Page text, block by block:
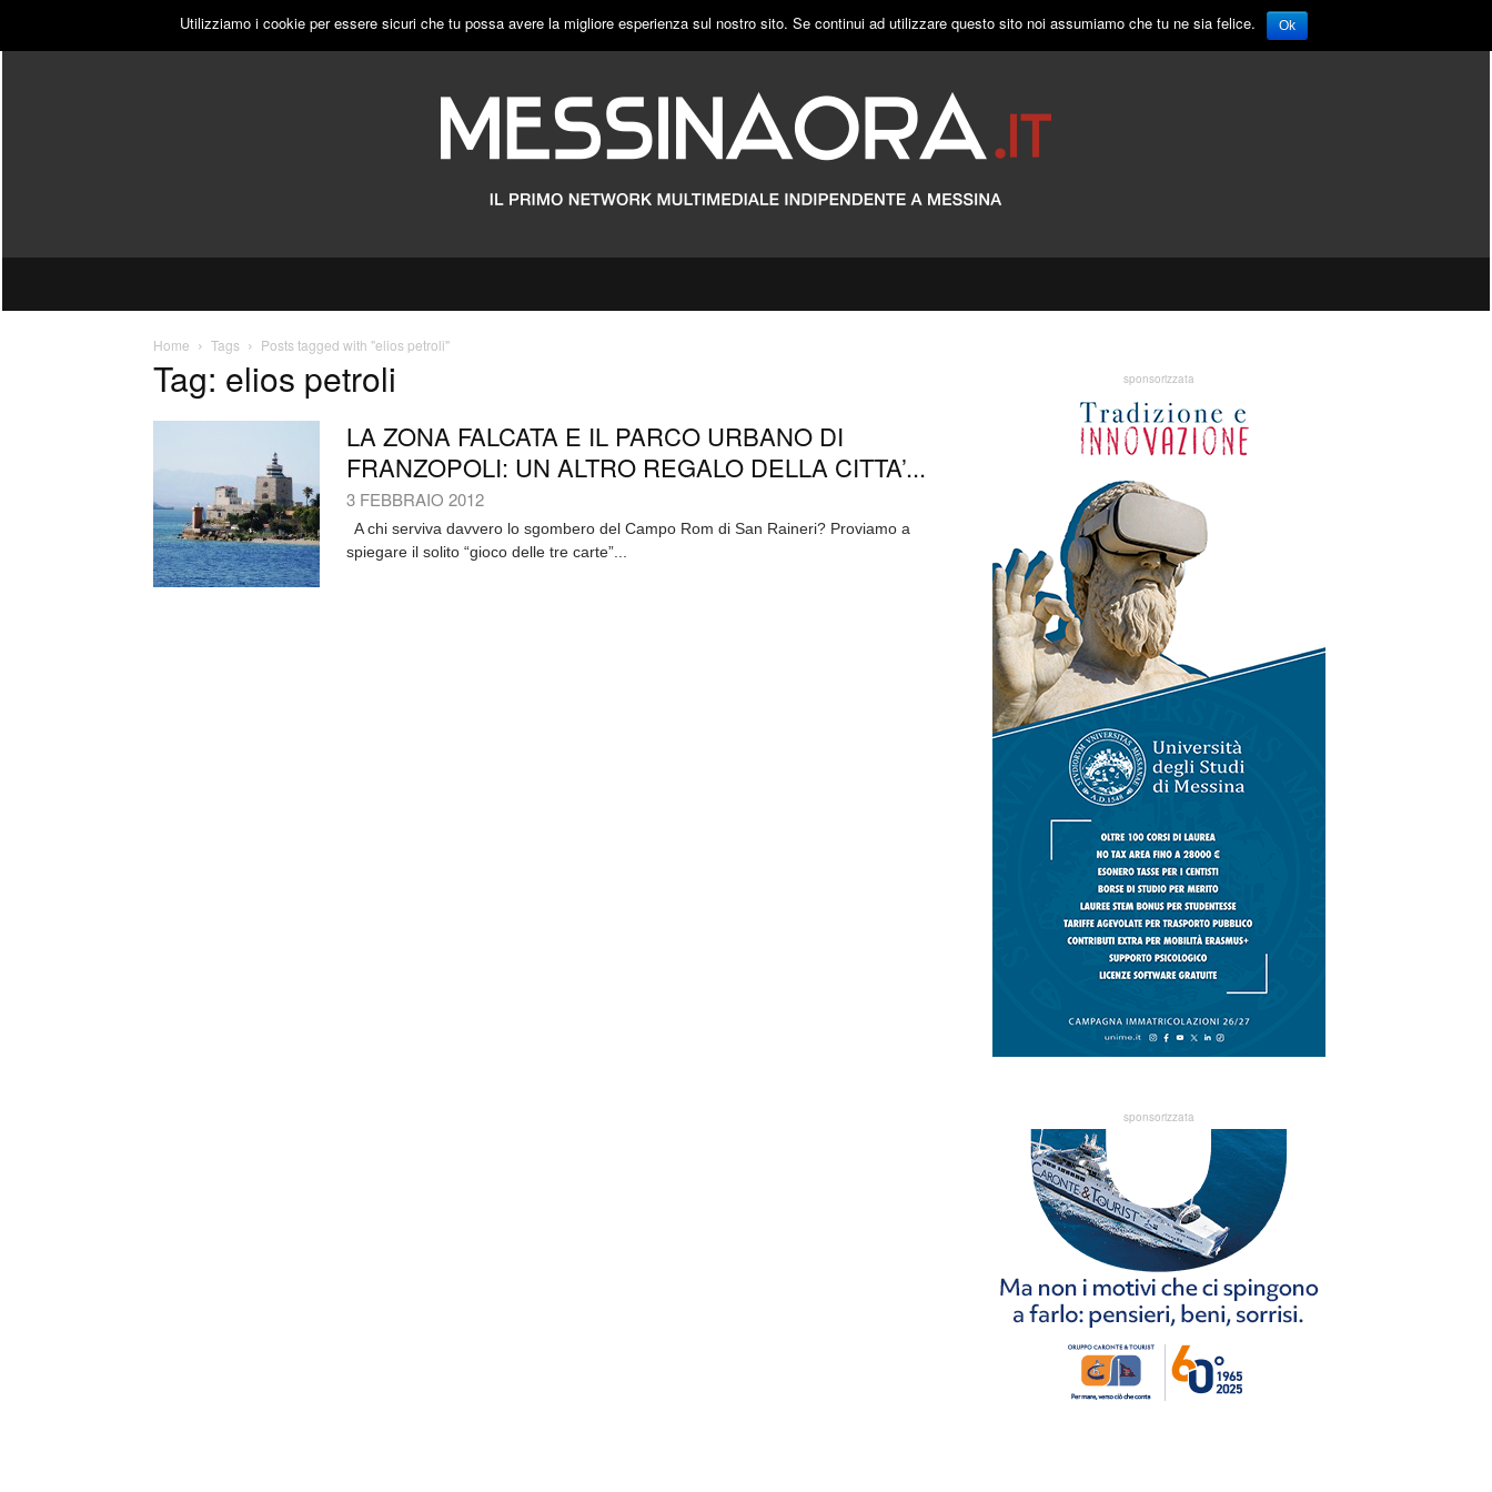
VENERDÌ, 7 AGOSTO 2026 PUBBLICITÀ
Home Tags Posts tagged with "elios petroli"
Tag: elios petroli
LA ZONA FALCATA E IL PARCO URBANO DI
FRANZOPOLI: UN ALTRO REGALO DELLA CITTA’...
3 FEBBRAIO 2012
A chi serviva davvero lo sgombero del Campo Rom di San Raineri? Proviamo a
spiegare il solito “gioco delle tre carte”...
sponsorizzata
sponsorizzata
Utilizziamo i cookie per essere sicuri che tu possa avere la migliore esperienza sul nostro sito. Se continui ad utilizzare questo sito noi assumiamo che tu ne sia felice. Ok